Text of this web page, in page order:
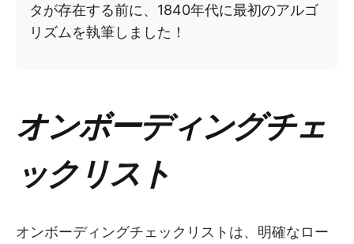
タが存在する前に、1840年代に最初のアルゴ
リズムを執筆しました！
オンボーディングチェ
ックリスト
オンボーディングチェックリストは、明確なロー